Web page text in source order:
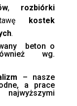
, rozbiórki
kostek
.
beton o
wg.
– nasze
a prace